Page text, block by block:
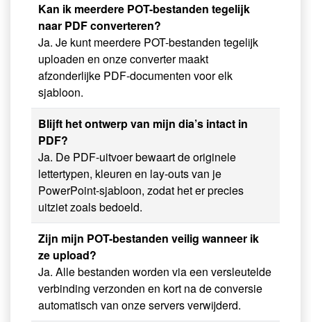
Kan ik meerdere POT-bestanden tegelijk
naar PDF converteren?
Ja. Je kunt meerdere POT-bestanden tegelijk
uploaden en onze converter maakt
afzonderlijke PDF-documenten voor elk
sjabloon.
Blijft het ontwerp van mijn dia’s intact in
PDF?
Ja. De PDF-uitvoer bewaart de originele
lettertypen, kleuren en lay-outs van je
PowerPoint-sjabloon, zodat het er precies
uitziet zoals bedoeld.
Zijn mijn POT-bestanden veilig wanneer ik
ze upload?
Ja. Alle bestanden worden via een versleutelde
verbinding verzonden en kort na de conversie
automatisch van onze servers verwijderd.